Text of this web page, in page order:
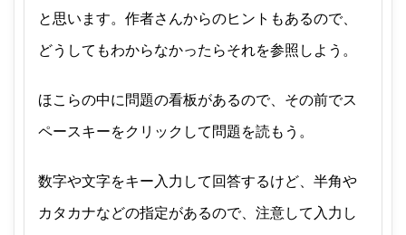
と思います。作者さんからのヒントもあるので、
どうしてもわからなかったらそれを参照しよう。
ほこらの中に問題の看板があるので、その前でス
ペースキーをクリックして問題を読もう。
数字や文字をキー入力して回答するけど、半角や
カタカナなどの指定があるので、注意して入力し